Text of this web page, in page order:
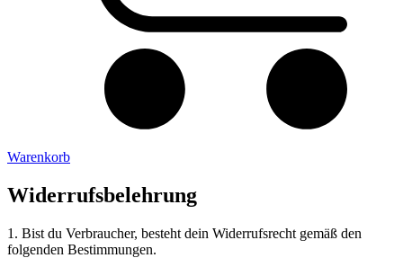
Warenkorb
Widerrufsbelehrung
1. Bist du Verbraucher, besteht dein Widerrufsrecht gemäß den
folgenden Bestimmungen.